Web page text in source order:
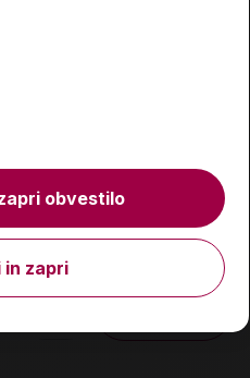
Lepa kot osmica
24,90 €
obvestilo
in zapri